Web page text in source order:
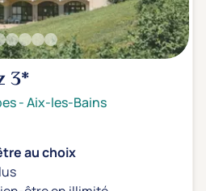
(0)
(0)
(0)
3*
-Aix-les-Bains
au choix